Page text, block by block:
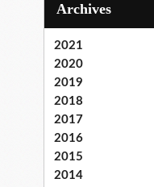
Archives
2021
2020
2019
2018
2017
2016
2015
2014